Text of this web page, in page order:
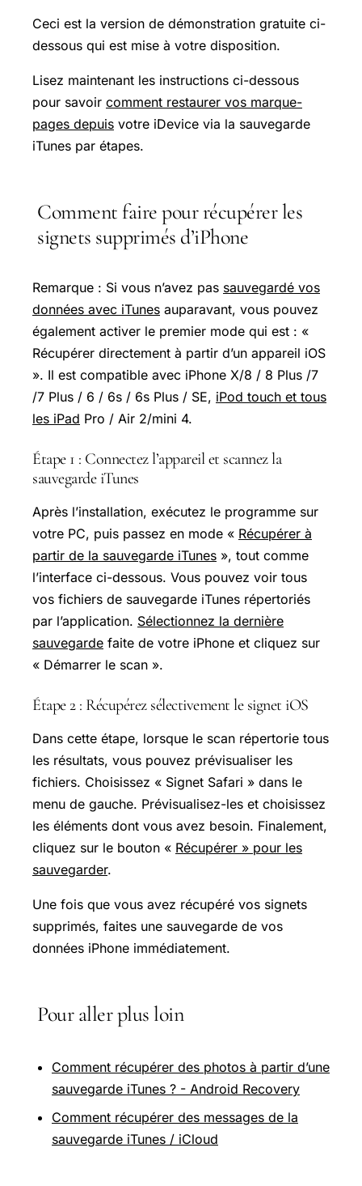
Ceci est la version de démonstration gratuite ci-
dessous qui est mise à votre disposition.
Lisez maintenant les instructions ci-dessous
pour savoir comment restaurer vos marque-
pages depuis votre iDevice via la sauvegarde
iTunes par étapes.
Comment faire pour récupérer les
signets supprimés d’iPhone
Remarque : Si vous n’avez pas sauvegardé vos
données avec iTunes auparavant, vous pouvez
également activer le premier mode qui est : «
Récupérer directement à partir d’un appareil iOS
». Il est compatible avec iPhone X/8 / 8 Plus /7
/7 Plus / 6 / 6s / 6s Plus / SE, iPod touch et tous
les iPad Pro / Air 2/mini 4.
Étape 1 : Connectez l’appareil et scannez la
sauvegarde iTunes
Après l’installation, exécutez le programme sur
votre PC, puis passez en mode « Récupérer à
partir de la sauvegarde iTunes », tout comme
l’interface ci-dessous. Vous pouvez voir tous
vos fichiers de sauvegarde iTunes répertoriés
par l’application. Sélectionnez la dernière
sauvegarde faite de votre iPhone et cliquez sur
« Démarrer le scan ».
Étape 2 : Récupérez sélectivement le signet iOS
Dans cette étape, lorsque le scan répertorie tous
les résultats, vous pouvez prévisualiser les
fichiers. Choisissez « Signet Safari » dans le
menu de gauche. Prévisualisez-les et choisissez
les éléments dont vous avez besoin. Finalement,
cliquez sur le bouton « Récupérer » pour les
sauvegarder.
Une fois que vous avez récupéré vos signets
supprimés, faites une sauvegarde de vos
données iPhone immédiatement.
Pour aller plus loin
Comment récupérer des photos à partir d’une
sauvegarde iTunes ? - Android Recovery
Comment récupérer des messages de la
sauvegarde iTunes / iCloud